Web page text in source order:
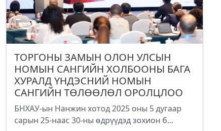
ТОРГОНЫ ЗАМЫН ОЛОН УЛСЫН
НОМЫН САНГИЙН ХОЛБООНЫ БАГА
ХУРАЛД ҮНДЭСНИЙ НОМЫН
САНГИЙН ТӨЛӨӨЛӨЛ ОРОЛЦЛОО
БНХАУ-ын Нанжин хотод 2025 оны 5 дугаар
сарын 25-наас 30-ны өдрүүдэд зохион б...